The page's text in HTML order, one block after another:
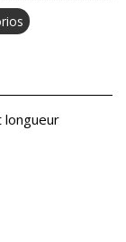
longueur